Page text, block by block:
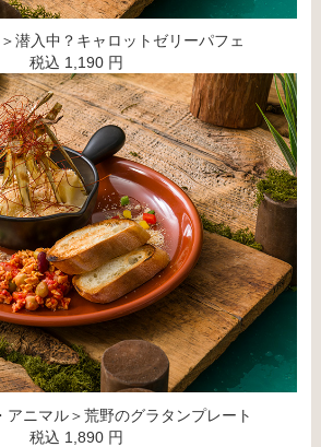
潜入中？キャロットゼリーパフェ
税込 1,190 円
アニマル＞荒野のグラタンプレート
税込 1,890 円